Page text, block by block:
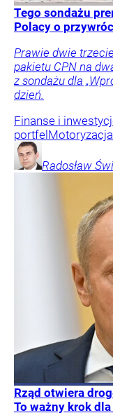
Tego sondażu
Polacy o
Prawie dwie
pakietu CPN na
z sondażu dla
dzień.
Finanse i
portfel Motoryzacja
Radosław
Rząd otwiera
To ważny krok